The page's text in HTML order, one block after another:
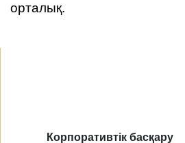
орталық.
Корпоративтік басқару